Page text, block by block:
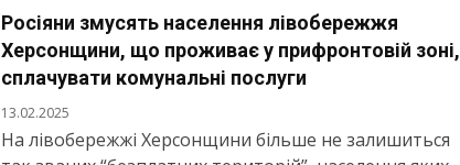
Росіяни змусять населення лівобережжя
Херсонщини, що проживає у прифронтовій зоні,
сплачувати комунальні послуги
13.02.2025
На лівобережжі Херсонщини більше не залишиться